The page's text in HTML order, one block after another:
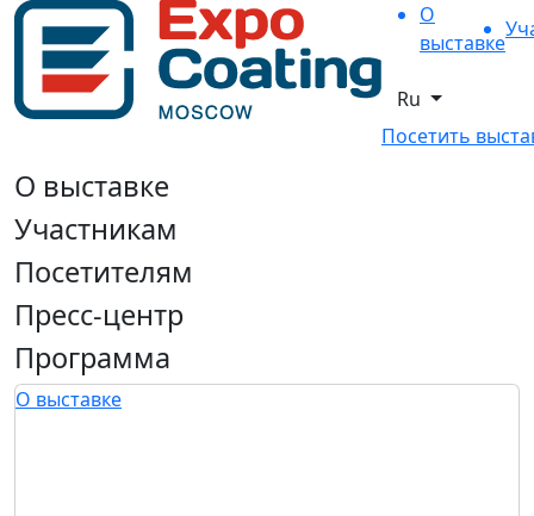
О
выставке
Ru
Посетить
О выставке
Участникам
Посетителям
Пресс-центр
Программа
О выставке